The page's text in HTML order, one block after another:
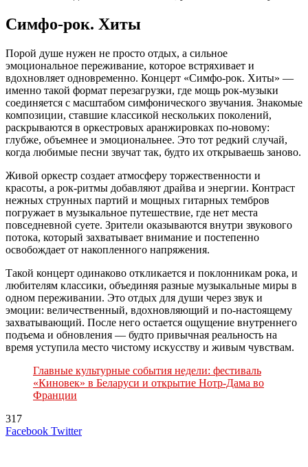
Симфо-рок. Хиты
Порой душе нужен не просто отдых, а сильное
эмоциональное переживание, которое встряхивает и
вдохновляет одновременно. Концерт «Симфо-рок. Хиты» —
именно такой формат перезагрузки, где мощь рок-музыки
соединяется с масштабом симфонического звучания. Знакомые
композиции, ставшие классикой нескольких поколений,
раскрываются в оркестровых аранжировках по-новому:
глубже, объемнее и эмоциональнее. Это тот редкий случай,
когда любимые песни звучат так, будто их открываешь заново.
Живой оркестр создает атмосферу торжественности и
красоты, а рок-ритмы добавляют драйва и энергии. Контраст
нежных струнных партий и мощных гитарных тембров
погружает в музыкальное путешествие, где нет места
повседневной суете. Зрители оказываются внутри звукового
потока, который захватывает внимание и постепенно
освобождает от накопленного напряжения.
Такой концерт одинаково откликается и поклонникам рока, и
любителям классики, объединяя разные музыкальные миры в
одном переживании. Это отдых для души через звук и
эмоции: величественный, вдохновляющий и по-настоящему
захватывающий. После него остается ощущение внутреннего
подъема и обновления — будто привычная реальность на
время уступила место чистому искусству и живым чувствам.
Главные культурные события недели: фестиваль
«Киновек» в Беларуси и открытие Нотр-Дама во
Франции
317
Facebook TwitterLinkedIn
Tumblr
Reddit
Вконтакте
Одноклассники
Skype
Messenger
Messenger
WhatsApp
Telegram
Viber
Line
Поделиться
Печатать